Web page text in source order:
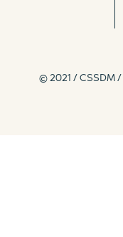
© 2021 / CSSDM /